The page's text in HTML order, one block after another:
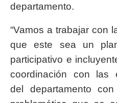
departamento.
“Vamos a trabajar con
que este sea un
participativo e
coordinación con las
del departamento